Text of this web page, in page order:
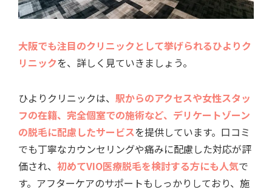
大阪でも注目のクリニックとして挙げられるひよりク
リニックを、詳しく見ていきましょう。
ひよりクリニックは、 駅からのアクセスや女性スタッ
フの在籍、完全個室での施術など、デリケートゾーン
の脱毛に配慮したサービスを提供しています。口コミ
でも丁寧なカウンセリングや痛みに配慮した対応が評
価され、 初めてVIO医療脱毛を検討する方にも人気で
す。アフターケアのサポートもしっかりしており、施